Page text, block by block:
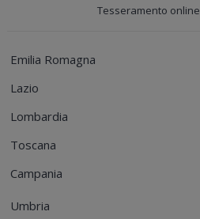
Tesseramento online
Emilia Romagna
Lazio
Lombardia
Toscana
Campania
Umbria